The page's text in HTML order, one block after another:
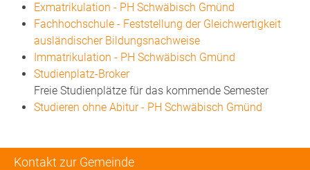
Kontakt zur Gemeinde
Exmatrikulation - PH Schwäbisch Gmünd
Fachhochschule - Feststellung der Gleichwertigkeit
ausländischer Bildungsnachweise
Immatrikulation - PH Schwäbisch Gmünd
Studienplatz-Broker
Freie Studienplätze für das kommende Semester
Studieren ohne Abitur - PH Schwäbisch Gmünd